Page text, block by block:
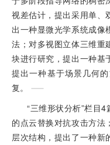
视差估计，提出采用单、
出一种显微光学系统成像
法；对多视图立体三维重
块进行研究，提出一种基
提出一种基于场景几何
复。
“三维形状分析”栏目
的点云替换对抗攻击方法
层次结构，提出了一种新